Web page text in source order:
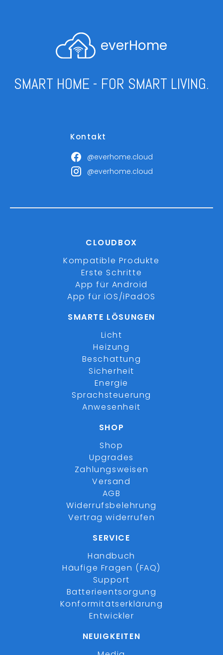
everHome
SMART HOME - FOR SMART LIVING.
Kontakt
@everhome.cloud
@everhome.cloud
CLOUDBOX
Kompatible Produkte
Erste Schritte
App für Android
App für iOS/iPadOS
SMARTE LÖSUNGEN
Licht
Heizung
Beschattung
Sicherheit
Energie
Sprachsteuerung
Anwesenheit
SHOP
Shop
Upgrades
Zahlungsweisen
Versand
AGB
Widerrufsbelehrung
Vertrag widerrufen
SERVICE
Handbuch
Häufige Fragen (FAQ)
Support
Batterieentsorgung
Konformitätserklärung
Entwickler
NEUIGKEITEN